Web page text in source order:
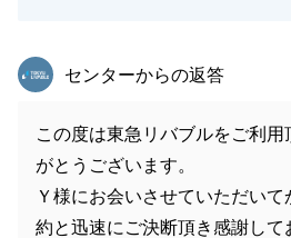
東急リバブル
センターからの返答
この度は東急リバブルをご利用
がとうございます。
Ｙ様にお会いさせていただい
約と迅速にご決断頂き感謝して